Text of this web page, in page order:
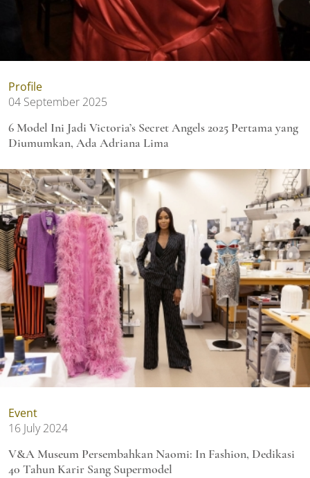
Profile
04 September 2025
6 Model Ini Jadi Victoria’s Secret Angels 2025 Pertama yang
Diumumkan, Ada Adriana Lima
Event
16 July 2024
V&A Museum Persembahkan Naomi: In Fashion, Dedikasi
40 Tahun Karir Sang Supermodel